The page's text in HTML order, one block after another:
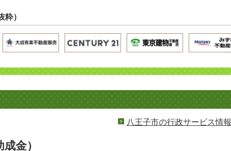
粋）
八王子市の行政サービス情報
金）